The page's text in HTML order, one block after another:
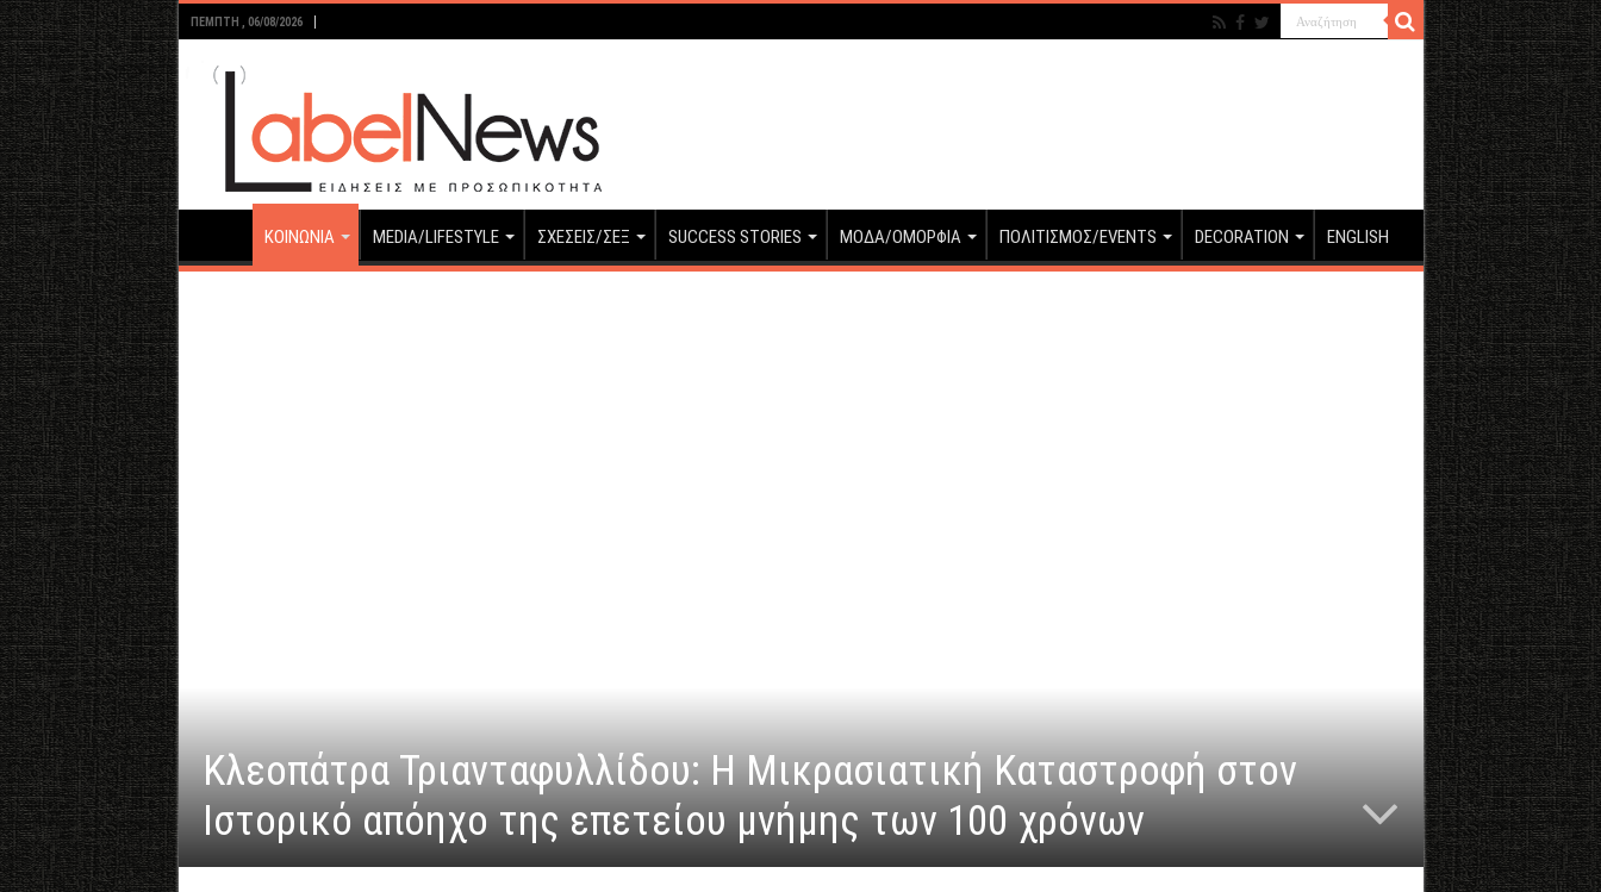
ΠΈΜΠΤΗ , 06/08/2026
ΚΟΙΝΩΝΙΑ MEDIA/LIFESTYLE ΣΧΕΣΕΙΣ/ΣΕΞ SUCCESS STORIES ΜΟΔΑ/ΟΜΟΡΦΙΑ ΠΟΛΙΤΙΣΜΟΣ/EVENTS DECORATION ENGLISH
Κλεοπάτρα Τριανταφυλλίδου: Η Μικρασιατική Καταστροφή στον
Ιστορικό απόηχο της επετείου μνήμης των 100 χρόνων